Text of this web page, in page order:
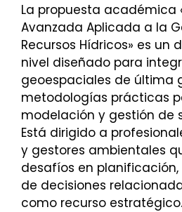
La propuesta académica
Avanzada Aplicada a la
Recursos Hídricos» es un
nivel diseñado para
geoespaciales de última
metodologías prácticas
modelación y gestión de
Está dirigido a
y gestores ambientales
desafíos en
de decisiones
como recurso estratégico.